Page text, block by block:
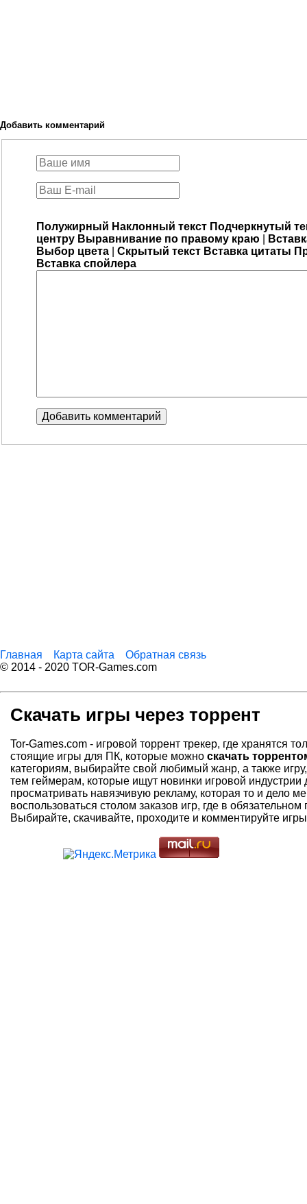
Добавить комментарий
Полужирный Наклонный текст Подчеркнутый
центру Выравнивание по правому краю
Выбор цвета
Скрытый текст Вставка цитаты
Вставка спойлера
Добавить комментарий
Главная Карта сайта
Обратная связь
© 2014 - 2020 TOR-Games.com
Скачать игры через торрент
Tor-Games.com - игровой торрент трекер, где хранятся
стоящие игры для ПК, которые можно скачать
категориям, выбирайте свой любимый жанр, а также
тем геймерам, которые ищут новинки игровой
просматривать навязчивую рекламу, которая то и дело
воспользоваться столом заказов игр, где в
Выбирайте, скачивайте, проходите и комментируйте